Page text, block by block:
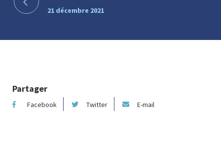
21 décembre 2021
Partager
Facebook Twitter E-mail